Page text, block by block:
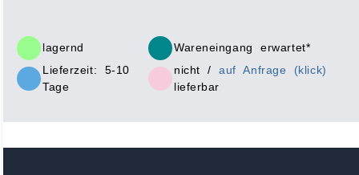
lagernd
Wareneingang erwartet*
Lieferzeit: 5-10
Tage
nicht /auf Anfrage (klick)
lieferbar